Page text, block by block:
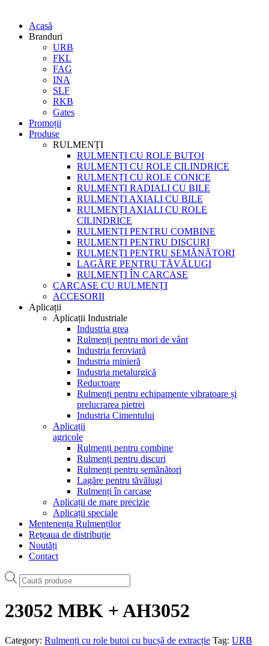
Acasă
Branduri
URB
FKL
FAG
INA
SLF
RKB
Gates
Promoții
Produse
RULMENȚI
RULMENȚI CU ROLE BUTOI
RULMENȚI CU ROLE CILINDRICE
RULMENȚI CU ROLE CONICE
RULMENȚI RADIALI CU BILE
RULMENȚI AXIALI CU BILE
RULMENȚI AXIALI CU ROLE
CILINDRICE
RULMENȚI PENTRU COMBINE
RULMENȚI PENTRU DISCURI
RULMENȚI PENTRU SEMĂNĂTORI
LAGĂRE PENTRU TĂVĂLUGI
RULMENȚI ÎN CARCASE
CARCASE CU RULMENȚI
ACCESORII
Aplicații
Aplicații Industriale
Industria grea
Rulmenți pentru mori de vânt
Industria feroviară
Industria minieră
Industria metalurgică
Reductoare
Rulmenți pentru echipamente vibratoare și
prelucrarea pietrei
Industria Cimentului
Aplicații
agricole
Rulmenți pentru combine
Rulmenți pentru discuri
Rulmenți pentru semănători
Lagăre pentru tăvălugi
Rulmenți în carcase
Aplicații de mare precizie
Aplicații speciale
Mentenența Rulmenților
Rețeaua de distribuție
Noutăți
Contact
Products
search
23052 MBK + AH3052
Category: Rulmenți cu role butoi cu bucșă de extracție Tag: URB